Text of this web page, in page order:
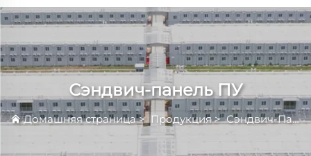
Сэндвич-панель ПУ
Домашняя страница>Продукция>Сэндвич-Панель